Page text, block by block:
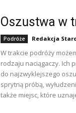
Oszustwa w
Podróże Redakcja
W trakcie podróży
rodzaju naciągaczy. Ich
do najzwyklejszego
sprytną próbą,
także miejsc, które